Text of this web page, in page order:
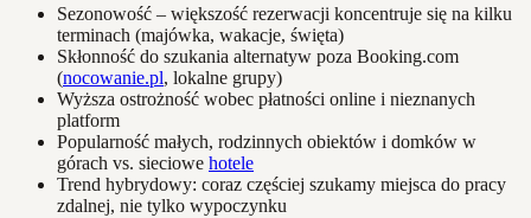
Sezonowość – większość rezerwacji koncentruje się na kilku
terminach (majówka, wakacje, święta)
Skłonność do szukania alternatyw poza Booking.com
(nocowanie.pl, lokalne grupy)
Wyższa ostrożność wobec płatności online i nieznanych
platform
Popularność małych, rodzinnych obiektów i domków w
górach vs. sieciowe hotele
Trend hybrydowy: coraz częściej szukamy miejsca do pracy
zdalnej, nie tylko wypoczynku